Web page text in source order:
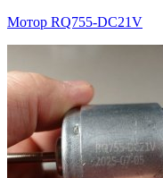
Мотор RQ755-DC21V